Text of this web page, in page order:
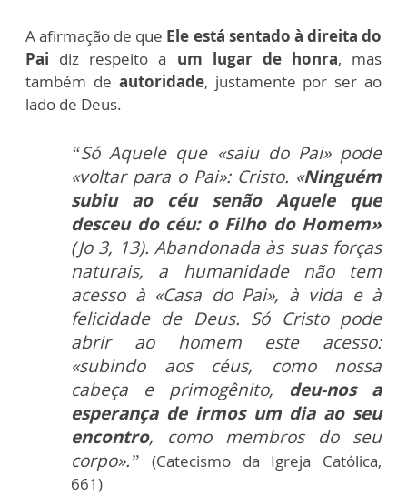
A afirmação de que Ele está sentado à direita do
Pai diz respeito a um lugar de honra, mas
também de autoridade, justamente por ser ao
lado de Deus.
“Só Aquele que «saiu do Pai» pode
«voltar para o Pai»: Cristo. «Ninguém
subiu ao céu senão Aquele que
desceu do céu: o Filho do Homem»
(Jo 3, 13). Abandonada às suas forças
naturais, a humanidade não tem
acesso à «Casa do Pai», à vida e à
felicidade de Deus. Só Cristo pode
abrir ao homem este acesso:
«subindo aos céus, como nossa
cabeça e primogênito, deu-nos a
esperança de irmos um dia ao seu
encontro, como membros do seu
corpo».” (Catecismo da Igreja Católica,
661)